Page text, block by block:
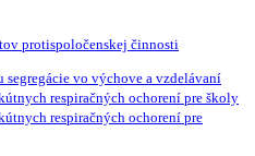
protispoločenskej činnosti
segregácie vo výchove a vzdelávaní
respiračných ochorení pre školy
respiračných ochorení pre